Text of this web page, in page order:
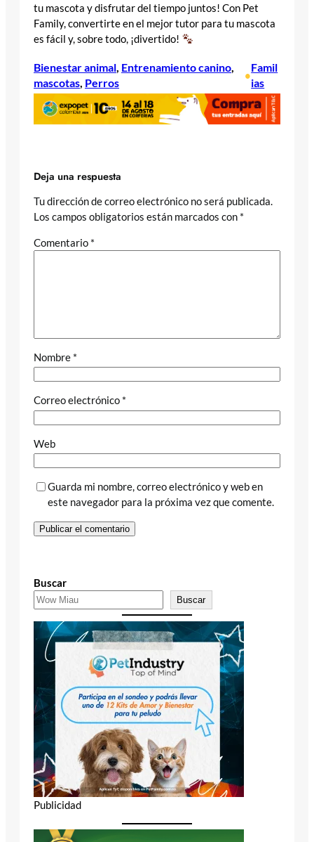
tu mascota y disfrutar del tiempo juntos! Con Pet
Family, convertirte en el mejor tutor para tu mascota
es fácil y, sobre todo, ¡divertido!
Bienestar animal, Entrenamiento canino
mascotas, Perros
•
Famil
ias
Deja una respuesta
Tu dirección de correo electrónico no será publicada.
Los campos obligatorios están marcados con *
Comentario *
Nombre *
Correo electrónico *
Web
Guarda mi nombre, correo electrónico y web en
este navegador para la próxima vez que comente.
Buscar
Buscar
Publicidad